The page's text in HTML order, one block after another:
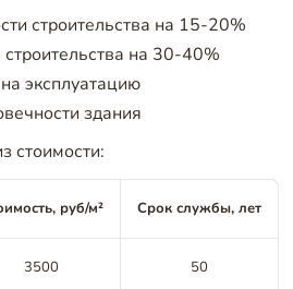
строительства на 15-20%
на 30-40%
эксплуатацию
здания
стоимости:
руб/м² Срок службы, лет
3500 50